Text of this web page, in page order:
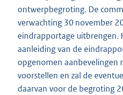
ontwerpbegroting. De
verwachting 30 november
eindrapportage uitbrengen.
aanleiding van de
opgenomen aanbevelingen
voorstellen en zal de
daarvan voor de begroting